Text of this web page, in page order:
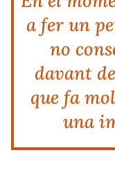
a fer un
no
davant
que fa
una